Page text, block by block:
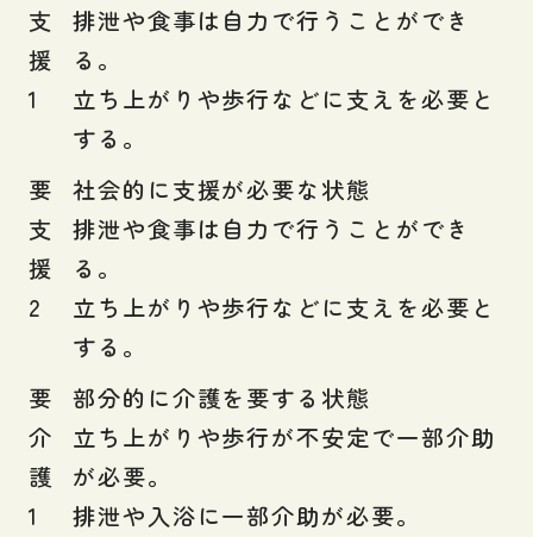
支
援
1
排泄や食事は自力で行うことができ
る。
立ち上がりや歩行などに支えを必要と
する。
要
支
援
2
社会的に支援が必要な状態
排泄や食事は自力で行うことができ
る。
立ち上がりや歩行などに支えを必要と
する。
要
介
護
1
部分的に介護を要する状態
立ち上がりや歩行が不安定で一部介助
が必要。
排泄や入浴に一部介助が必要。